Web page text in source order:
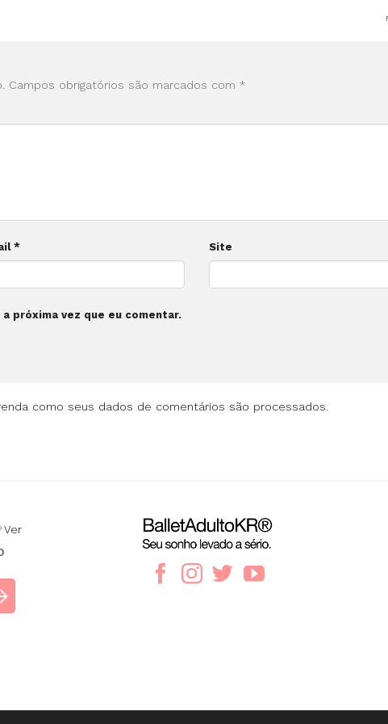
Campos obrigatórios são marcados com *
* Site
próxima vez que eu comentar.
como seus dados de comentários são processados.
Ver